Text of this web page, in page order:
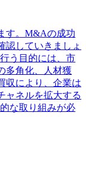
す。M&Aの成功
認していきましょ
う目的には、市
多角化、人材獲
収により、企業は
ャネルを拡大する
な取り組みが必